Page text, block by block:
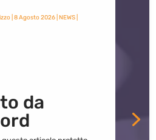
| 8 Agosto 2026| NEWS|
da